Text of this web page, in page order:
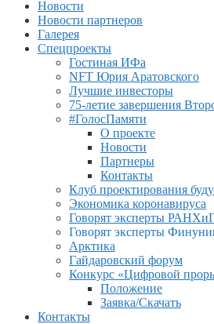
Новости
Новости партнеров
Галерея
Спецпроекты
Гостиная ИФа
NFT Юрия Аратовского
Лучшие инвесторы
75-летие завершения
#ГолосПамяти
О проекте
Новости
Партнеры
Контакты
Клуб проектирования
Экономика коронавируса
Говорят эксперты
Говорят эксперты
Арктика
Гайдаровский форум
Конкурс «Цифровой
Положение
Заявка/Скачать
Контакты